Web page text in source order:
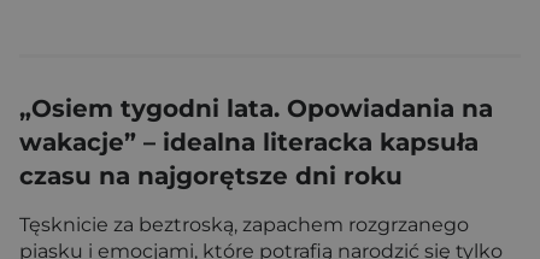
„Osiem tygodni lata. Opowiadania na
wakacje” – idealna literacka kapsuła
czasu na najgorętsze dni roku
Tęsknicie za beztroską, zapachem rozgrzanego
piasku i emocjami, które potrafią narodzić się tylko